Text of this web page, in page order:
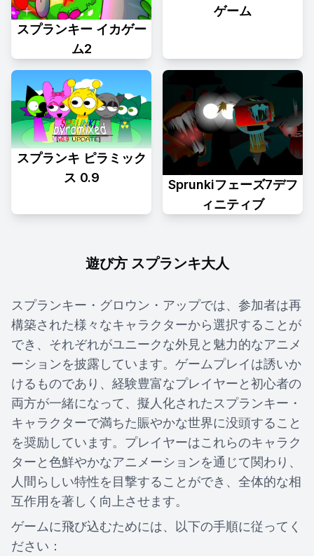
スプランキー イカゲー
ム2
ゲーム
スプランキ ピラミック
ス 0.9
Sprunkiフェーズ7デフ
ィニティブ
遊び方 スプランキ大人
スプランキー・グロウン・アップでは、参加者は再
構築された様々なキャラクターから選択することが
でき、それぞれがユニークな外見と魅力的なアニメ
ーションを披露しています。ゲームプレイは誘いか
けるものであり、経験豊富なプレイヤーと初心者の
両方が一緒になって、擬人化されたスプランキー・
キャラクターで満ちた賑やかな世界に没頭すること
を奨励しています。プレイヤーはこれらのキャラク
ターと色鮮やかなアニメーションを通じて関わり、
人間らしい特性を目撃することができ、全体的な相
互作用を著しく向上させます。
ゲームに飛び込むためには、以下の手順に従ってく
ださい：